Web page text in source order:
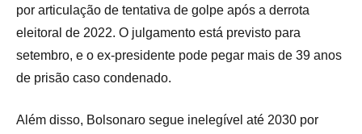
por articulação de tentativa de golpe após a derrota
eleitoral de 2022. O julgamento está previsto para
setembro, e o ex-presidente pode pegar mais de 39 anos
de prisão caso condenado.
Além disso, Bolsonaro segue inelegível até 2030 por